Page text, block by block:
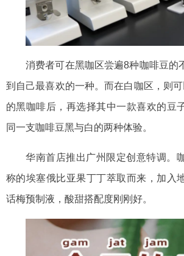
消费者可在黑咖区尝遍8种咖啡豆的
到自己最喜欢的一种。而在白咖区，则
的黑咖啡后，再选择其中一款喜欢的豆
同一支咖啡豆黑与白的两种体验。
华南首店推出广州限定创意特调。
称的埃塞俄比亚果丁丁萃取而来，加入
话梅预制液，酸甜搭配度刚刚好。